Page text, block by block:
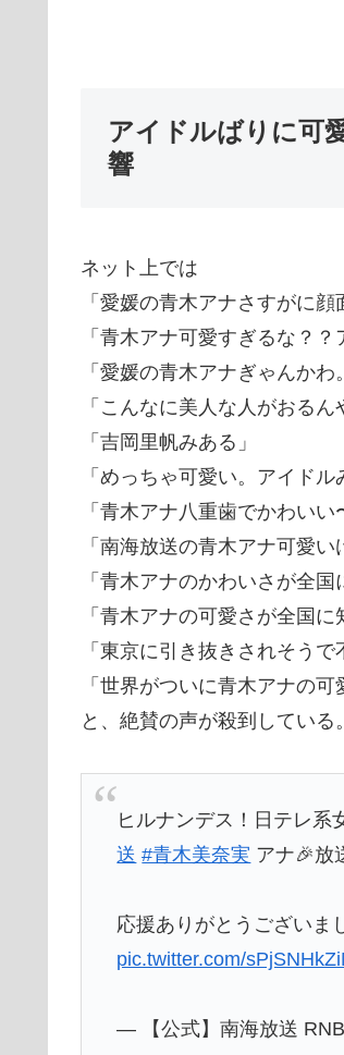
アイドルばりに可
響
ネット上では
「愛媛の青木アナさすがに顔
「青木アナ可愛すぎるな？
「愛媛の青木アナぎゃんか
「こんなに美人な人がおるん
「吉岡里帆みある」
「めっちゃ可愛い。アイドル
「青木アナ八重歯でかわいい
「南海放送の青木アナ可愛
「青木アナのかわいさが全国
「青木アナの可愛さが全国に
「東京に引き抜きされそうで
「世界がついに青木アナの
と、絶賛の声が殺到している。
ヒルナンデス！日テレ
送 #青木美奈実 アナ🎉放
応援ありがとうございま
pic.twitter.com/
— 【公式】南海放送